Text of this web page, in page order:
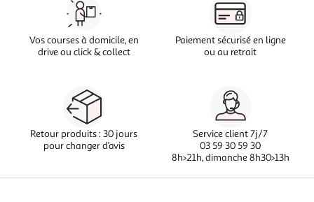
Vos courses à domicile, en
drive ou click & collect
Paiement sécurisé en ligne
ou au retrait
Retour produits : 30 jours
pour changer d’avis
Service client 7j/7
03 59 30 59 30
8h>21h, dimanche 8h30>13h